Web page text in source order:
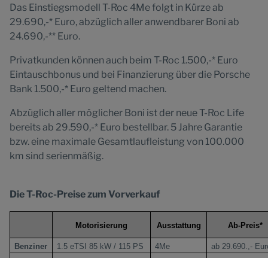
Das Einstiegsmodell T-Roc 4Me folgt in Kürze ab
29.690,-* Euro, abzüglich aller anwendbarer Boni ab
24.690,-** Euro.
Privatkunden können auch beim T-Roc 1.500,-* Euro
Eintauschbonus und bei Finanzierung über die Porsche
Bank 1.500,-* Euro geltend machen.
Abzüglich aller möglicher Boni ist der neue T-Roc Life
bereits ab 29.590,-* Euro bestellbar. 5 Jahre Garantie
bzw. eine maximale Gesamtlaufleistung von 100.000
km sind serienmäßig.
Die T-Roc-Preise zum Vorverkauf
Motorisierung Ausstattung Ab-Preis*
Benziner 1.5 eTSI 85 kW / 115 PS 4Me
ab 29.690.,-